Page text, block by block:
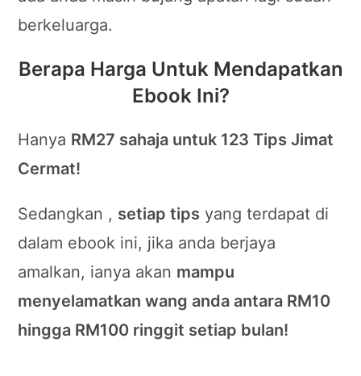
berkeluarga.
Berapa Harga Untuk Mendapatkan
Ebook Ini?
Hanya RM27 sahaja untuk 123 Tips Jimat
Cermat!
Sedangkan , setiap tips yang terdapat di
dalam ebook ini, jika anda berjaya
amalkan, ianya akan mampu
menyelamatkan wang anda antara RM10
hingga RM100 ringgit setiap bulan!